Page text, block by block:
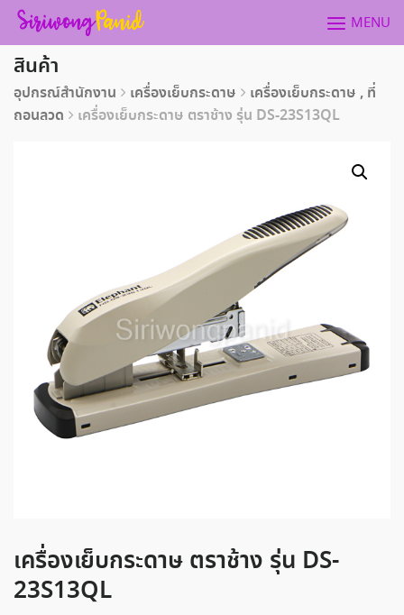
Skip
content
MENU
สินค้า
อุปกรณ์สำนักงาน เครื่องเย็บกระดาษ
เครื่องเย็บกระดาษ , ที่
ถอนลวด
เครื่องเย็บกระดาษ ตราช้าง รุ่น DS-23S13QL
เครื่องเย็บกระดาษ ตราช้าง รุ่น DS-
23S13QL